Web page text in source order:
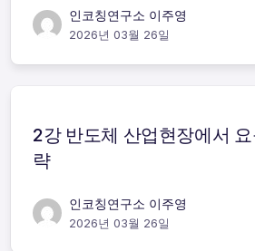
인코칭연구소 이주영
2026년 03월 26일
2강 반도체 산업현장에서
략
인코칭연구소 이주영
2026년 03월 26일